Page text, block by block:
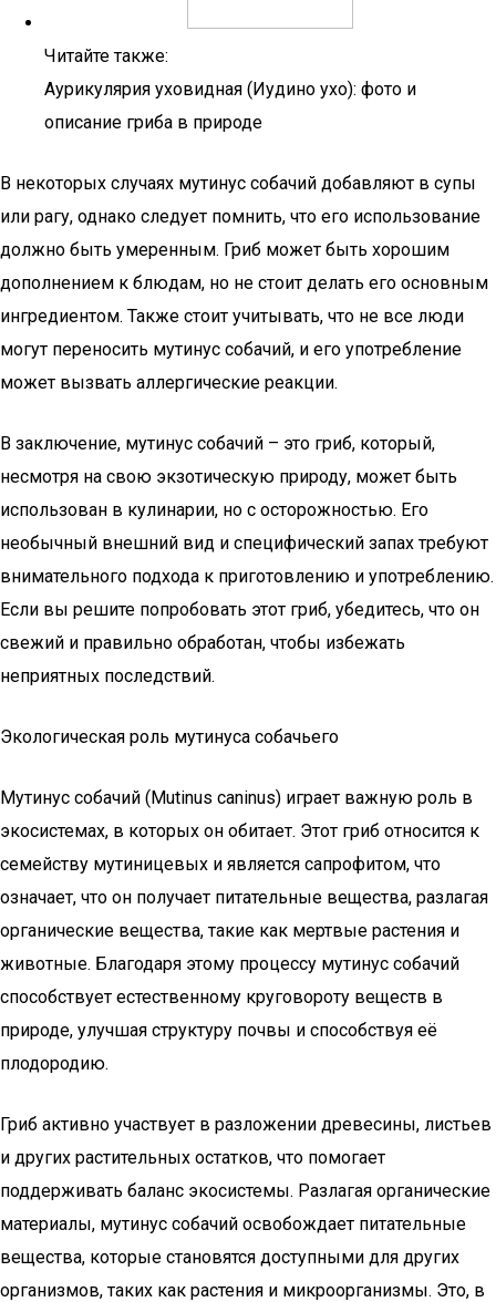
Читайте также:
Аурикулярия уховидная (Иудино ухо): фото и
описание гриба в природе
В некоторых случаях мутинус собачий добавляют в супы
или рагу, однако следует помнить, что его использование
должно быть умеренным. Гриб может быть хорошим
дополнением к блюдам, но не стоит делать его основным
ингредиентом. Также стоит учитывать, что не все люди
могут переносить мутинус собачий, и его употребление
может вызвать аллергические реакции.
В заключение, мутинус собачий – это гриб, который,
несмотря на свою экзотическую природу, может быть
использован в кулинарии, но с осторожностью. Его
необычный внешний вид и специфический запах требуют
внимательного подхода к приготовлению и употреблению.
Если вы решите попробовать этот гриб, убедитесь, что он
свежий и правильно обработан, чтобы избежать
неприятных последствий.
Экологическая роль мутинуса собачьего
Мутинус собачий (Mutinus caninus) играет важную роль в
экосистемах, в которых он обитает. Этот гриб относится к
семейству мутиницевых и является сапрофитом, что
означает, что он получает питательные вещества, разлагая
органические вещества, такие как мертвые растения и
животные. Благодаря этому процессу мутинус собачий
способствует естественному круговороту веществ в
природе, улучшая структуру почвы и способствуя её
плодородию.
Гриб активно участвует в разложении древесины, листьев
и других растительных остатков, что помогает
поддерживать баланс экосистемы. Разлагая органические
материалы, мутинус собачий освобождает питательные
вещества, которые становятся доступными для других
организмов, таких как растения и микроорганизмы. Это, в